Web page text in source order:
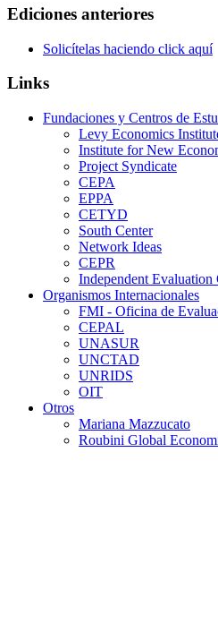
Ediciones anteriores
Solicítelas haciendo click aquí
Links
Fundaciones y Centros de
Levy Economics
Institute for New
Project Syndicate
CEPA
EPPA
CETYD
South Center
Network Ideas
CEPR
Independent Evaluation
Organismos Internacionales
FMI - Oficina de
CEPAL
UNASUR
UNCTAD
UNRIDS
OIT
Otros
Mariana Mazzucato
Roubini Global